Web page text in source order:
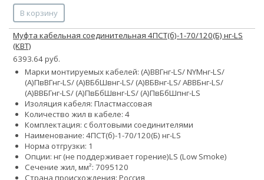
В корзину
Муфта кабельная соединительная 4ПСТ(б)-1-70/120(Б) нг-LS
(КВТ)
6393.64 руб.
Марки монтируемых кабелей: (А)ВВГнг-LS/ NYMнг-LS/
(А)ПвВГнг-LS/ (А)ВБбШвнг-LS/ (А)ВБВнг-LS/ АВВБнг-LS/
(А)ВВБГнг-LS/ (А)ПвБбШвнг-LS/ (А)ПвБбШпнг-LS
Изоляция кабеля: Пластмассовая
Количество жил в кабеле: 4
Комплектация: с болтовыми соединителями
Наименование: 4ПСТ(б)-1-70/120(Б) нг-LS
Норма отгрузки: 1
Опции: нг (не поддерживает горение)LS (Low Smoke)
Сечение жил, мм²: 7095120
Страна происхождения: Россия